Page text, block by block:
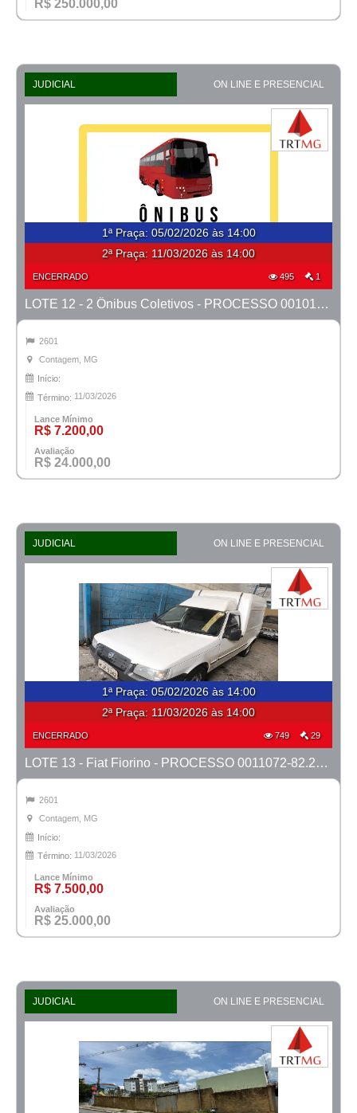
R$ 250.000,00
JUDICIAL ON LINE E PRESENCIAL
1ª Praça: 05/02/2026 às 14:00
2ª Praça: 11/03/2026 às 14:00
ENCERRADO 495 1
LOTE 12 - 2 Ônibus Coletivos - PROCESSO 0010148-76.2020-1ª CONT.
2601
Contagem, MG
Início:
Término: 11/03/2026
Lance Mínimo
R$ 7.200,00
Avaliação
R$ 24.000,00
JUDICIAL ON LINE E PRESENCIAL
1ª Praça: 05/02/2026 às 14:00
2ª Praça: 11/03/2026 às 14:00
ENCERRADO 749 29
LOTE 13 - Fiat Fiorino - PROCESSO 0011072-82.2023-1ª CONT.
2601
Contagem, MG
Início:
Término: 11/03/2026
Lance Mínimo
R$ 7.500,00
Avaliação
R$ 25.000,00
JUDICIAL ON LINE E PRESENCIAL